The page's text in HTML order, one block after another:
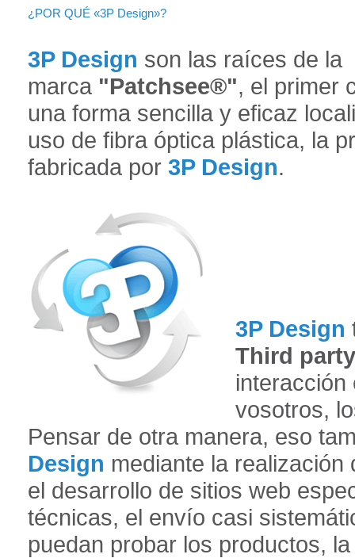
¿POR QUÉ «3P Design»?
3P Design son las raíces de la
marca "Patchsee®", el primer
una forma sencilla y eficaz
uso de fibra óptica plástica, la
fabricada por 3P Design.
3P Design
Third party
interacción
vosotros,
Pensar de otra manera, eso
Design mediante la
el desarrollo de sitios web
técnicas, el envío casi
puedan probar los productos,